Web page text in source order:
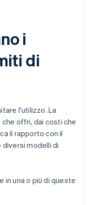
i
di
l'utilizzo. La
offri, dai costi che
il rapporto con il
modelli di
in una o più di queste